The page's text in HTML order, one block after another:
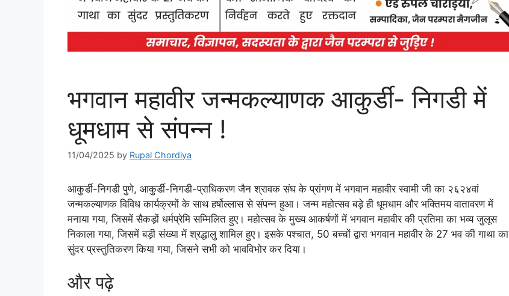
भगवान महावीर जन्मकल्याणक आकुर्डी- निगडी में
धूमधाम से संपन्न !
11/04/2025 by Rupal Chordiya
आकुर्डी-निगडी पुणे, आकुर्डी-निगडी-प्राधिकरण जैन श्रावक संघ के प्रांगण में भगवान महावीर स्वामी जी का २६२४वां
जन्मकल्याणक विविध कार्यक्रमों के साथ हर्षोल्लास से संपन्न हुआ। जन्म महोत्सव बड़े ही धूमधाम और भक्तिमय वातावरण में
मनाया गया, जिसमें सैकड़ों धर्मप्रेमि सम्मिलित हुए। महोत्सव के मुख्य आकर्षणों में भगवान महावीर की प्रतिमा का भव्य जुलूस
निकाला गया, जिसमें बड़ी संख्या में श्रद्धालु शामिल हुए। इसके पश्चात, 50 बच्चों द्वारा भगवान महावीर के 27 भव की गाथा का
सुंदर प्रस्तुतिकरण किया गया, जिसने सभी को भावविभोर कर दिया।
और पढ़े